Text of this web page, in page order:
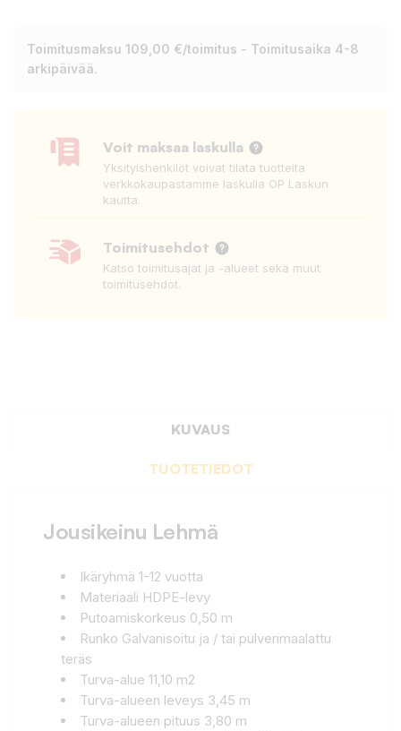
Toimitusmaksu 109,00 €/toimitus - Toimitusaika 4-8
arkipäivää.
Voit maksaa laskulla
Yksityishenkilöt voivat tilata tuotteita
verkkokaupastamme laskulla OP Laskun
kautta.
Toimitusehdot
Katso toimitusajat ja -alueet sekä muut
toimitusehdot.
KUVAUS
TUOTETIEDOT
Jousikeinu Lehmä
Ikäryhmä 1-12 vuotta
Materiaali HDPE-levy
Putoamiskorkeus 0,50 m
Runko Galvanisoitu ja / tai pulverimaalattu
teräs
Turva-alue 11,10 m2
Turva-alueen leveys 3,45 m
Turva-alueen pituus 3,80 m